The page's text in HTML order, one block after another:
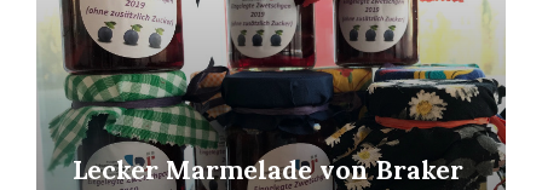
Lecker Marmelade von Braker